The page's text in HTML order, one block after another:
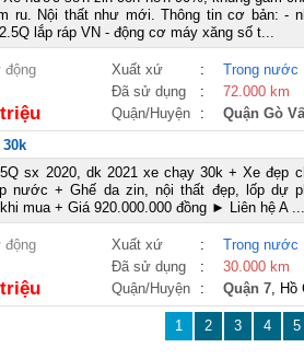
ru. Nội thất như mới. Thông tin cơ bản: -
lắp ráp VN - động cơ máy xăng số t...
động Xuất xứ :
Trong nước
Đã sử dụng :
72.000 km
Quận/Huyện : Quận Gò
sx 2020, dk 2021 xe chạy 30k + Xe đẹp
nước + Ghế da zin, nội thất đẹp, lốp dự
mua + Giá 920.000.000 đồng ► Liên hệ A ...
động Xuất xứ :
Trong nước
Đã sử dụng :
30.000 km
Quận/Huyện : Quận 7, Hồ
1 2 3 4 5